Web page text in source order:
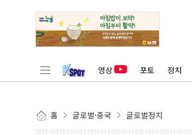
영상 포토 정치
홈 글로벌·중국 글로벌정치